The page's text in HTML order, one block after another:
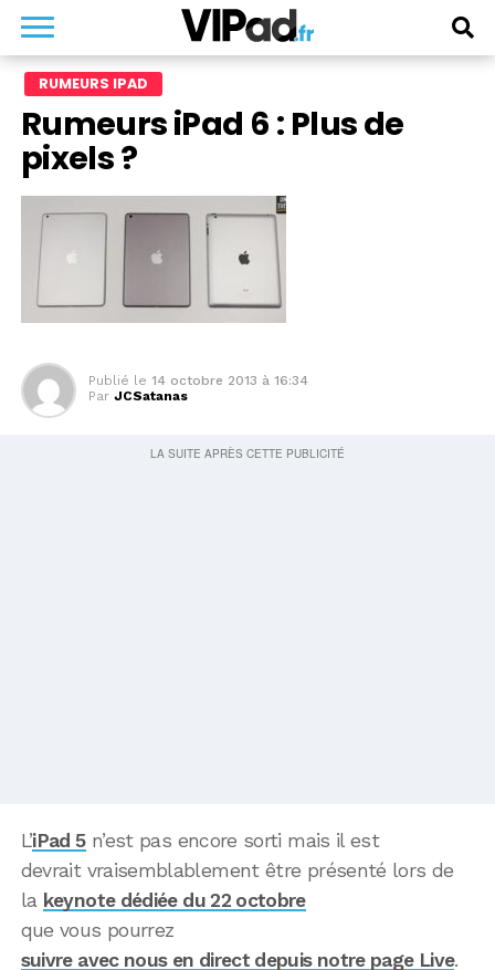
RUMEURS IPAD
Rumeurs iPad 6 : Plus de
pixels ?
Publié le 14 octobre 2013 à 16:34
Par JCSatanas
L’iPad 5n’est pas encore sorti mais il est
devrait vraisemblablement être présenté lors de
la keynote dédiée du 22 octobre
que vous pourrez
suivre avec nous en direct depuis notre page Live.